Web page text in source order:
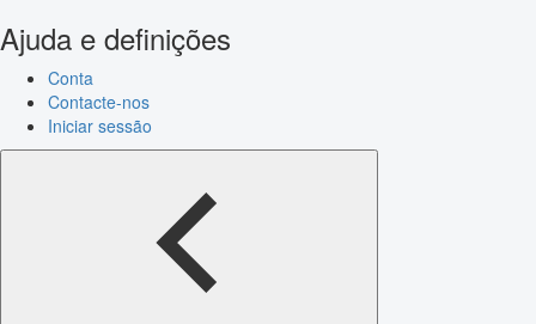
Ajuda e definições
Conta
Contacte-nos
Iniciar sessão